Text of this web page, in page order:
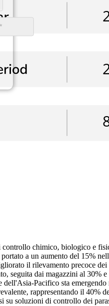
chimico, biologico e
a un aumento del 15%
il rilevamento precoce
seguita dai magazzini al 30%
Pacifico sta emergendo
rappresentando il 40%
su soluzioni di controllo dei